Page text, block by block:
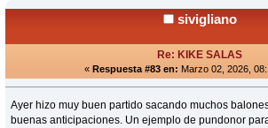
sivigliano
Re: KIKE SALAS
« Respuesta #83 en: Marzo 02, 2026,
Ayer hizo muy buen partido sacando muchos
buenas anticipaciones. Un ejemplo de pundonor